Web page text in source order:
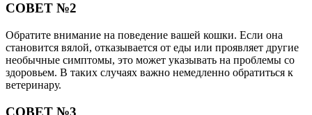
СОВЕТ №2
Обратите внимание на поведение вашей кошки. Если она
становится вялой, отказывается от еды или проявляет другие
необычные симптомы, это может указывать на проблемы со
здоровьем. В таких случаях важно немедленно обратиться к
ветеринару.
СОВЕТ №3